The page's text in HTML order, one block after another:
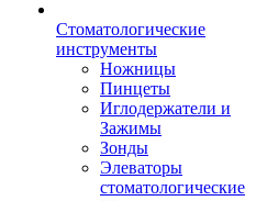
Стоматологические
инструменты
Ножницы
Пинцеты
Иглодержатели и
Зажимы
Зонды
Элеваторы
стоматологические